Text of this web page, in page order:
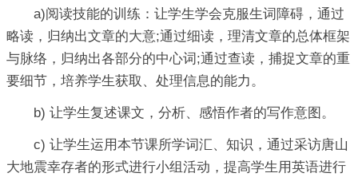
a)阅读技能的训练：让学生学会克服生词障碍，通过
略读，归纳出文章的大意;通过细读，理清文章的总体框架
与脉络，归纳出各部分的中心词;通过查读，捕捉文章的重
要细节，培养学生获取、处理信息的能力。
b) 让学生复述课文，分析、感悟作者的写作意图。
c) 让学生运用本节课所学词汇、知识，通过采访唐山
大地震幸存者的形式进行小组活动，提高学生用英语进行